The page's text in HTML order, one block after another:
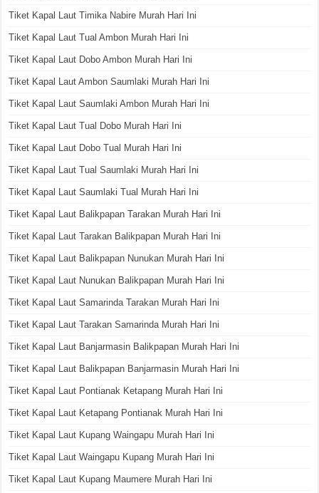
Tiket Kapal Laut Timika Nabire Murah Hari Ini
Tiket Kapal Laut Tual Ambon Murah Hari Ini
Tiket Kapal Laut Dobo Ambon Murah Hari Ini
Tiket Kapal Laut Ambon Saumlaki Murah Hari Ini
Tiket Kapal Laut Saumlaki Ambon Murah Hari Ini
Tiket Kapal Laut Tual Dobo Murah Hari Ini
Tiket Kapal Laut Dobo Tual Murah Hari Ini
Tiket Kapal Laut Tual Saumlaki Murah Hari Ini
Tiket Kapal Laut Saumlaki Tual Murah Hari Ini
Tiket Kapal Laut Balikpapan Tarakan Murah Hari Ini
Tiket Kapal Laut Tarakan Balikpapan Murah Hari Ini
Tiket Kapal Laut Balikpapan Nunukan Murah Hari Ini
Tiket Kapal Laut Nunukan Balikpapan Murah Hari Ini
Tiket Kapal Laut Samarinda Tarakan Murah Hari Ini
Tiket Kapal Laut Tarakan Samarinda Murah Hari Ini
Tiket Kapal Laut Banjarmasin Balikpapan Murah Hari Ini
Tiket Kapal Laut Balikpapan Banjarmasin Murah Hari Ini
Tiket Kapal Laut Pontianak Ketapang Murah Hari Ini
Tiket Kapal Laut Ketapang Pontianak Murah Hari Ini
Tiket Kapal Laut Kupang Waingapu Murah Hari Ini
Tiket Kapal Laut Waingapu Kupang Murah Hari Ini
Tiket Kapal Laut Kupang Maumere Murah Hari Ini